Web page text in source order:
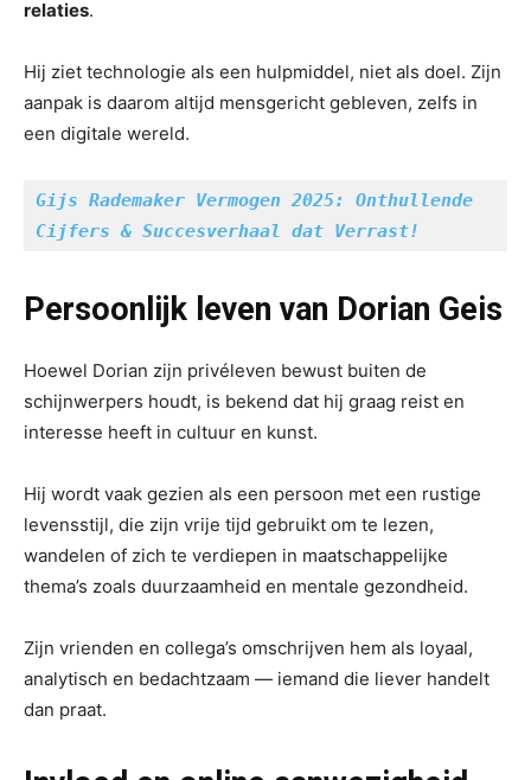
relaties.
Hij ziet technologie als een hulpmiddel, niet als doel. Zijn
aanpak is daarom altijd mensgericht gebleven, zelfs in
een digitale wereld.
Gijs Rademaker Vermogen 2025: Onthullende
Cijfers & Succesverhaal dat Verrast!
Persoonlijk leven van Dorian Geis
Hoewel Dorian zijn privéleven bewust buiten de
schijnwerpers houdt, is bekend dat hij graag reist en
interesse heeft in cultuur en kunst.
Hij wordt vaak gezien als een persoon met een rustige
levensstijl, die zijn vrije tijd gebruikt om te lezen,
wandelen of zich te verdiepen in maatschappelijke
thema’s zoals duurzaamheid en mentale gezondheid.
Zijn vrienden en collega’s omschrijven hem als loyaal,
analytisch en bedachtzaam — iemand die liever handelt
dan praat.